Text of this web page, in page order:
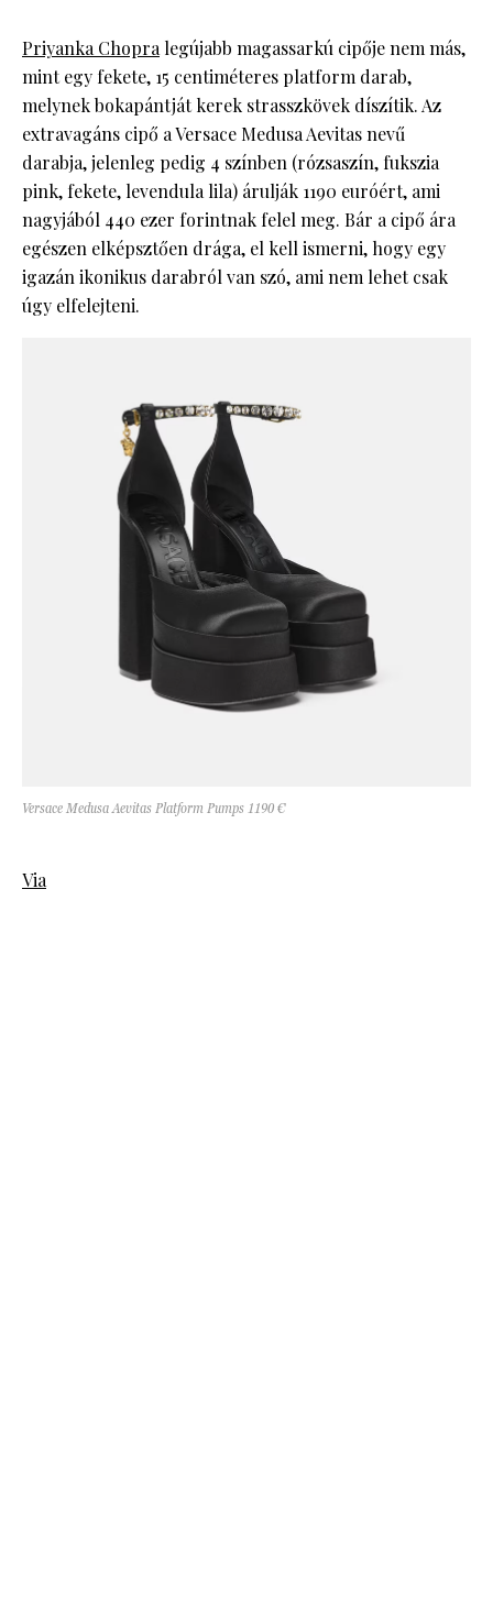
Priyanka Chopra legújabb magassarkú cipője nem más,
mint egy fekete, 15 centiméteres platform darab,
melynek bokapántját kerek strasszkövek díszítik. Az
extravagáns cipő a Versace Medusa Aevitas nevű
darabja, jelenleg pedig 4 színben (rózsaszín, fukszia
pink, fekete, levendula lila) árulják 1190 euróért, ami
nagyjából 440 ezer forintnak felel meg. Bár a cipő ára
egészen elképsztően drága, el kell ismerni, hogy egy
igazán ikonikus darabról van szó, ami nem lehet csak
úgy elfelejteni.
Versace Medusa Aevitas Platform Pumps 1190 €
Via